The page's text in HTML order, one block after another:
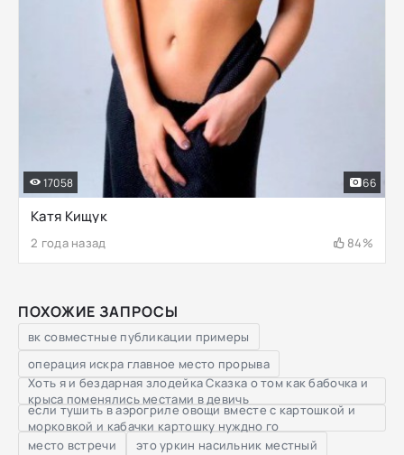
Катя Кищук
2 года назад 84%
17058 66
ПОХОЖИЕ ЗАПРОСЫ
вк совместные публикации примеры
операция искра главное место прорыва
Хоть я и бездарная злодейка Сказка о том как бабочка и
крыса поменялись местами в девичь
если тушить в аэрогриле овощи вместе с картошкой и
морковкой и кабачки картошку нуждно го
место встречи
это уркин насильник местный